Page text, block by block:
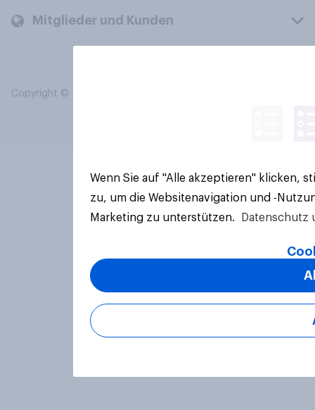
Mitglieder und Kunden
Copyright © 2026 YouGov PLC. Alle Rechte vorbehalten.
Wenn Sie auf "Alle akzeptieren" klicken,
zu, um die Websitenavigation und -
Marketing zu unterstützen.
Datenschutz